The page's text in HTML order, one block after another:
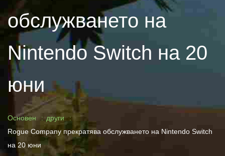
обслужването на
Nintendo Switch на 20
юни
Основен
други
Rogue Company прекратява обслужването на Nintendo Switch
на 20 юни